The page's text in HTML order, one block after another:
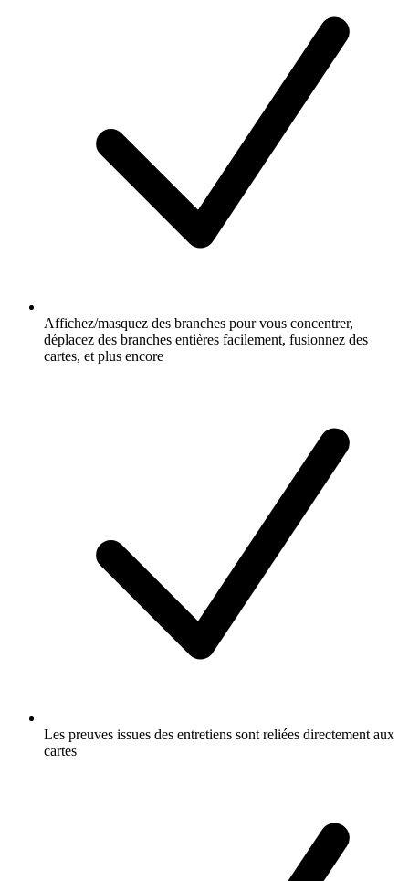
Affichez/masquez des branches pour vous concentrer,
déplacez des branches entières facilement, fusionnez des
cartes, et plus encore
Les preuves issues des entretiens sont reliées directement aux
cartes